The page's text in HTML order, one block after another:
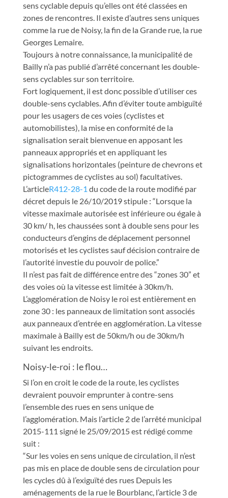
sens cyclable depuis qu’elles ont été classées en
zones de rencontres. Il existe d’autres sens uniques
comme la rue de Noisy, la fin de la Grande rue, la rue
Georges Lemaire.
Toujours à notre connaissance, la municipalité de
Bailly n’a pas publié d’arrêté concernant les double-
sens cyclables sur son territoire.
Fort logiquement, il est donc possible d’utiliser ces
double-sens cyclables. Afin d’éviter toute ambiguïté
pour les usagers de ces voies (cyclistes et
automobilistes), la mise en conformité de la
signalisation serait bienvenue en apposant les
panneaux appropriés et en appliquant les
signalisations horizontales (peinture de chevrons et
pictogrammes de cyclistes au sol) facultatives.
L’articleR412-28-1 du code de la route modifié par
décret depuis le 26/10/2019 stipule : “Lorsque la
vitesse maximale autorisée est inférieure ou égale à
30 km/ h, les chaussées sont à double sens pour les
conducteurs d’engins de déplacement personnel
motorisés et les cyclistes sauf décision contraire de
l’autorité investie du pouvoir de police.”
Il n’est pas fait de différence entre des “zones 30” et
des voies où la vitesse est limitée à 30km/h.
L’agglomération de Noisy le roi est entièrement en
zone 30 : les panneaux de limitation sont associés
aux panneaux d’entrée en agglomération. La vitesse
maximale à Bailly est de 50km/h ou de 30km/h
suivant les endroits.
Noisy-le-roi : le flou…
Si l’on en croit le code de la route, les cyclistes
devraient pouvoir emprunter à contre-sens
l’ensemble des rues en sens unique de
l’agglomération. Mais l’article 2 de l’arrêté municipal
2015-111 signé le 25/09/2015 est rédigé comme
suit :
“Sur les voies en sens unique de circulation, il n’est
pas mis en place de double sens de circulation pour
les cycles dû à l’exiguïté des rues Depuis les
aménagements de la rue le Bourblanc, l’article 3 de